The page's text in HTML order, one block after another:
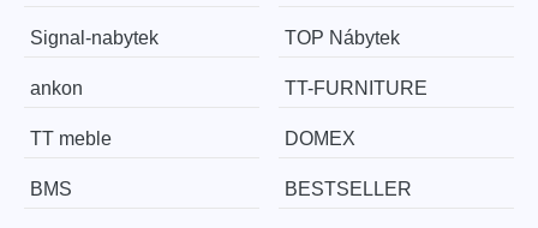
Signal-nabytek TOP Nábytek
ankon TT-FURNITURE
TT meble DOMEX
BMS BESTSELLER